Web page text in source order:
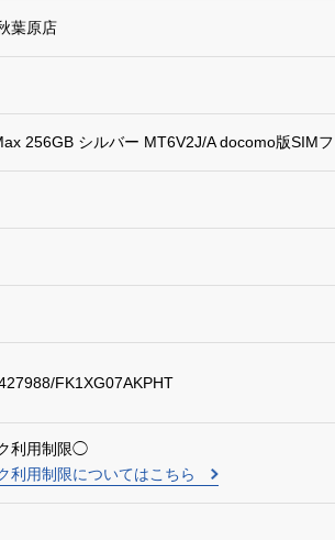
葉原店
256GB シルバー MT6V2J/A docomo版SIM
FK1XG07AKPHT
利用制限◯
利用制限についてはこちら